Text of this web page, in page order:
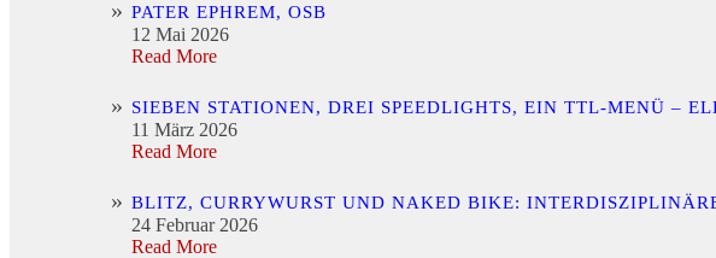
PATER EPHREM, OSB
12 Mai 2026
Read More
SIEBEN STATIONEN, DREI SPEEDLIGHTS, EIN TTL-MENÜ –
11 März 2026
Read More
BLITZ, CURRYWURST UND NAKED BIKE:
24 Februar 2026
Read More